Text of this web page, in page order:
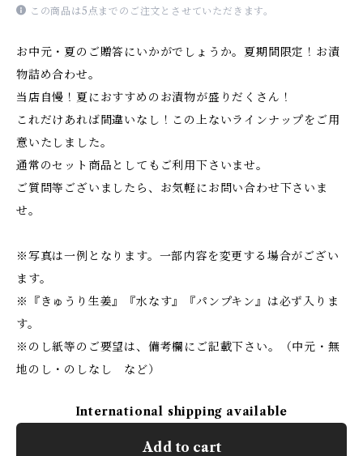
この商品は5点までのご注文とさせていただきます。
お中元・夏のご贈答にいかがでしょうか。夏期間限定！お漬
物詰め合わせ。
当店自慢！夏におすすめのお漬物が盛りだくさん！
これだけあれば間違いなし！この上ないラインナップをご用
意いたしました。
通常のセット商品としてもご利用下さいませ。
ご質問等ございましたら、お気軽にお問い合わせ下さいま
せ。
※写真は一例となります。一部内容を変更する場合がござい
ます。
※『きゅうり生姜』『水なす』『パンプキン』は必ず入りま
す。
※のし紙等のご要望は、備考欄にご記載下さい。（中元・無
地のし・のしなし など）
International shipping available
Add to cart